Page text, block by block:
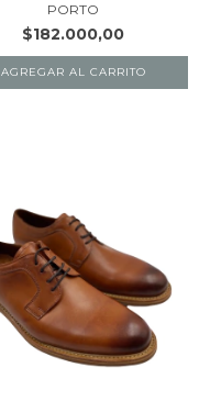
PORTO
$182.000,00
AGREGAR AL CARRITO